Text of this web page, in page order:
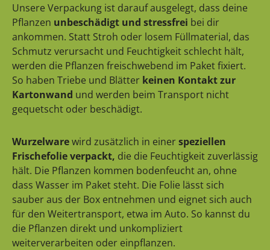
Unsere Verpackung ist darauf ausgelegt, dass deine
Pflanzen unbeschädigt und stressfrei bei dir
ankommen. Statt Stroh oder losem Füllmaterial, das
Schmutz verursacht und Feuchtigkeit schlecht hält,
werden die Pflanzen freischwebend im Paket fixiert.
So haben Triebe und Blätter keinen Kontakt zur
Kartonwand und werden beim Transport nicht
gequetscht oder beschädigt.
Wurzelwarewird zusätzlich in einerspeziellen
Frischefolie verpackt, die die Feuchtigkeit zuverlässig
hält. Die Pflanzen kommen bodenfeucht an, ohne
dass Wasser im Paket steht. Die Folie lässt sich
sauber aus der Box entnehmen und eignet sich auch
für den Weitertransport, etwa im Auto. So kannst du
die Pflanzen direkt und unkompliziert
weiterverarbeiten oder einpflanzen.